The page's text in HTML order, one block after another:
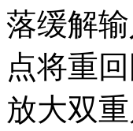
落缓解
点将重
放大双